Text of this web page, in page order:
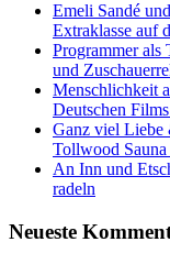
Emeli Sandé
Extraklasse auf
Programmer als
und
Menschlichkeit
Deutschen
Ganz viel Liebe
Tollwood Sauna
An Inn und
radeln
Neueste